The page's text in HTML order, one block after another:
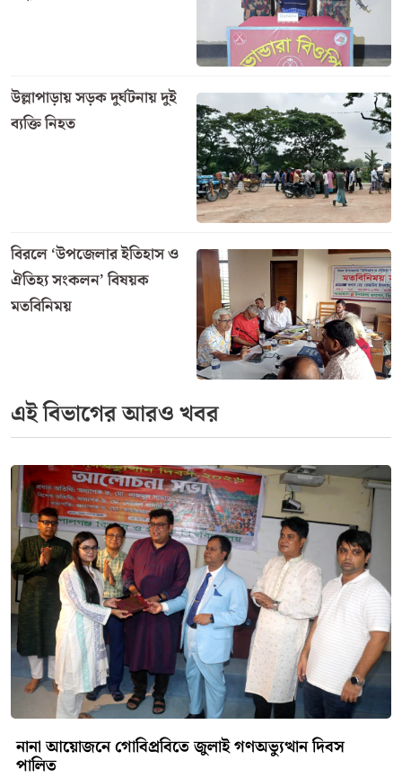
নিহত ফোয়ারা খাতুন সলঙ্গা থানার দাদপুর মোহনপাড়া এলাকার
স্থানীয় প্রত্যক্ষদর্শী ও পুলিশ সূত্রে জানা যায়, ঢাকা থেকে ছেড়ে
আসা বগুড়াগামী একটি দ্রুতগতির বিটুমিনবাহী ট্যাংকলরি
সকাল সাড়ে ৬টার দিকে দাদপুর আন্ডারপাস এলাকায় পৌঁছায়।
এ সময় চালক নিয়ন্ত্রণ হারালে বিশাল আকৃতির ট্যাংকলরিটি
মহাসড়কের ওপর সজোরে উল্টে যায়। দুর্ভাগ্যবশত, ওই সময়
রাস্তার পাশ দিয়ে হেঁটে যাচ্ছিলেন পথচারী ফোয়ারা খাতুন।
উল্টে যাওয়া ভারী ট্যাংকলরিটির নিচে তিনি সরাসরি চাপা
পড়েন।
বিকট শব্দ শুনে স্থানীয় বাসিন্দারা ও ব্যবসায়ীরা দ্রুত
ঘটনাস্থলে ছুটে আসেন এবং তাকে উদ্ধারের আপ্রাণ চেষ্টা
চালান। তবে ট্যাংকলরির প্রচণ্ড চাপে ঘটনাস্থলেই তার মৃত্যু
থমকে গেল মহাসড়ক, উদ্ধার অভিযানে হাইওয়ে পুলিশ ও
ফায়ার সার্ভিস
দুর্ঘটনার পর পরই স্থানীয় সাধারণ মানুষের মধ্যে চরম আতঙ্ক ও
ক্ষোভের সৃষ্টি হয়। উল্টে যাওয়া ট্যাংকলরির কারণে
উত্তরবঙ্গের অন্যতম ব্যস্ত এই মহাসড়কে কিছু সময়ের জন্য
যান চলাচল সম্পূর্ণ বন্ধ হয়ে যায়, ফলে সৃষ্টি হয় তীব্র
যানজটের।
খবর পেয়ে হাটিকুমরুল হাইওয়ে থানা পুলিশ এবং ফায়ার
সার্ভিসের উদ্ধারকারী দল দ্রুত ক্রেনসহ ঘটনাস্থলে পৌঁছায়।
যৌথ প্রচেষ্টায় ট্যাংকলরির নিচ থেকে নিহতের ক্ষতবিক্ষত
মরদেহ উদ্ধার করা হয়। এরপর দুর্ঘটনা কবলিত যানটি সরিয়ে
নিলে মহাসড়কে পুনরায় যান চলাচল স্বাভাবিক হয়।
হাটিকুমরুল হাইওয়ে থানার ভারপ্রাপ্ত কর্মকর্তা (ওসি) ইসমাইল
হোসেন ঘটনার সত্যতা নিশ্চিত করে সংবাদ মাধ্যমকে বলেন,
"নিয়ন্ত্রণ হারিয়ে ট্যাংকলরিটি উল্টে যাওয়ায় এই দুর্ঘটনা